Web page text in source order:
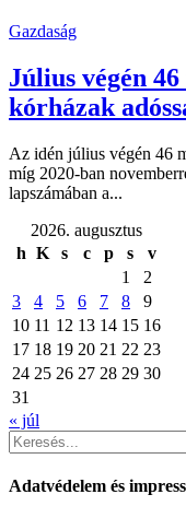
Gazdaság
Július végén
kórházak
Az idén július végén 46
míg 2020-ban
lapszámában a...
2026. augusztus
h K s c p s
v
1
2
3
4 5 6 7 8
9
10 11 12 13 14 15 16
17 18 19 20 21 22 23
24 25 26 27 28 29 30
31
« júl
Adatvédelem és